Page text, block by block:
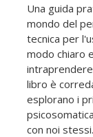
Una guida
mondo del
tecnica per
modo chiaro
libro è
esplorano i
con noi stessi.